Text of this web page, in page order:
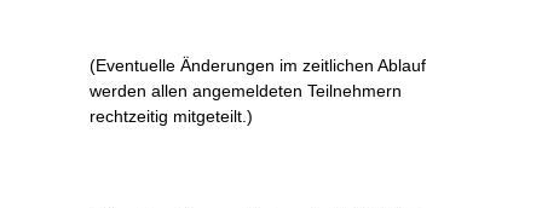
(Eventuelle Änderungen im zeitlichen Ablauf
werden allen angemeldeten Teilnehmern
rechtzeitig mitgeteilt.)